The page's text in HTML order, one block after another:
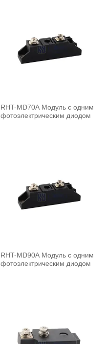
RHT-MD70A Модуль с одним
фотоэлектрическим диодом
RHT-MD90A Модуль с одним
фотоэлектрическим диодом